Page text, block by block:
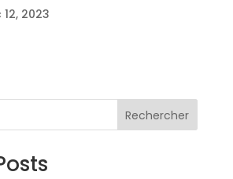
12, 2023
Rechercher